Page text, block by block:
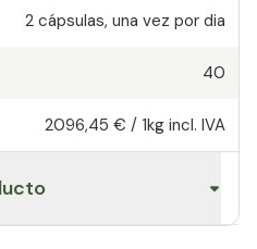
2 cápsulas, una vez por dia
40
2096,45 € / 1kg incl. IVA